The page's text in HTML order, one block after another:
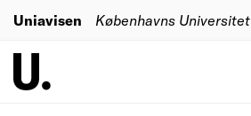
Uniavisen Københavns Universitet